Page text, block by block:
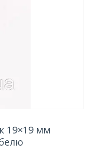
19×19 мм